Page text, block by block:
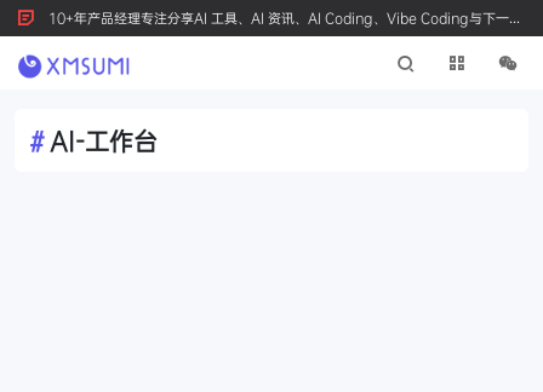
10+年产品经理专注分享AI 工具、AI 资讯、AI Coding、Vibe Coding与下一代
产品创新，按 Ctrl+D 收藏我们
#AI-工作台